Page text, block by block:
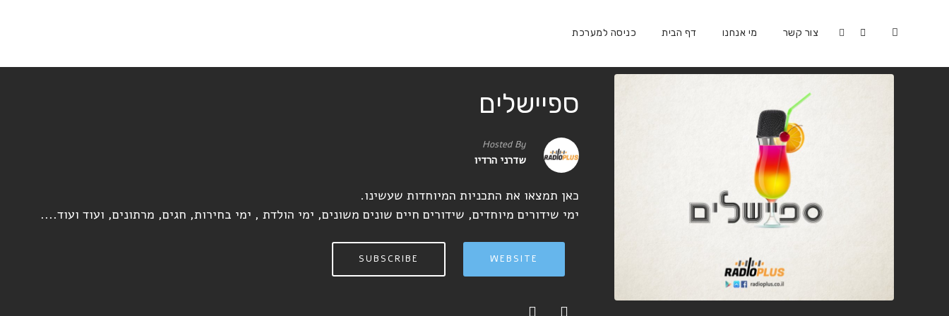
כניסה למערכת דף הבית מי אנחנו צור קשר
ספיישלים
Hosted By
שדרני הרדיו
כאן תמצאו את התכניות המיוחדות שעשינו.
ימי שידורים מיוחדים, שידורים חיים שונים משונים, ימי הולדת , ימי בחירות, חגים, מרתונים, ועוד ועוד....
WEBSITE
SUBSCRIBE